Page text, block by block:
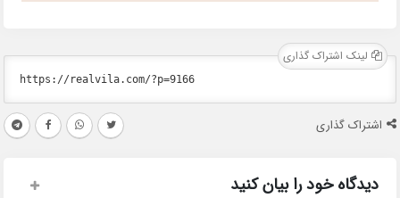
لینک اشتراک گذاری
اشتراک گذاری
دیدگاه خود را بیان کنید